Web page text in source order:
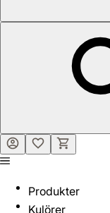
Produkter
Kulörer